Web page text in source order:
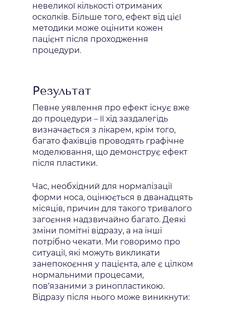
невеликої кількості отриманих
осколків. Більше того, ефект від цієї
методики може оцінити кожен
пацієнт після проходження
процедури.
Результат
Певне уявлення про ефект існує вже
до процедури – її хід заздалегідь
визначається з лікарем, крім того,
багато фахівців проводять графічне
моделювання, що демонструє ефект
після пластики.
Час, необхідний для нормалізації
форми носа, оцінюється в дванадцять
місяців, причин для такого тривалого
загоєння надзвичайно багато. Деякі
зміни помітні відразу, а на інші
потрібно чекати. Ми говоримо про
ситуації, які можуть викликати
занепокоєння у пацієнта, але є цілком
нормальними процесами,
пов’язаними з ринопластикою.
Відразу після нього може виникнути: